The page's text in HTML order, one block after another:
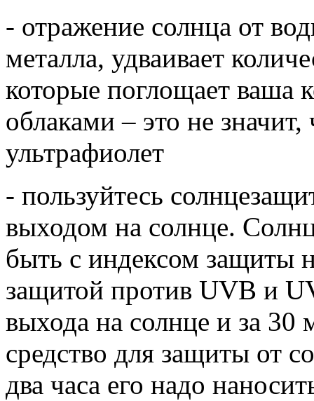
- отражение солнца от
металла, удваивает
которые поглощает ваша
облаками – это не
ультрафиолет
- пользуйтесь
выходом на солнце.
быть с индексом защиты
защитой против UVB и
выхода на солнце и за 30
средство для защиты от
два часа его надо